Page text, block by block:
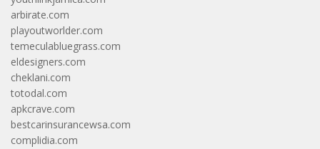
arbirate.com
playoutworlder.com
temeculabluegrass.com
eldesigners.com
cheklani.com
totodal.com
apkcrave.com
bestcarinsurancewsa.com
complidia.com